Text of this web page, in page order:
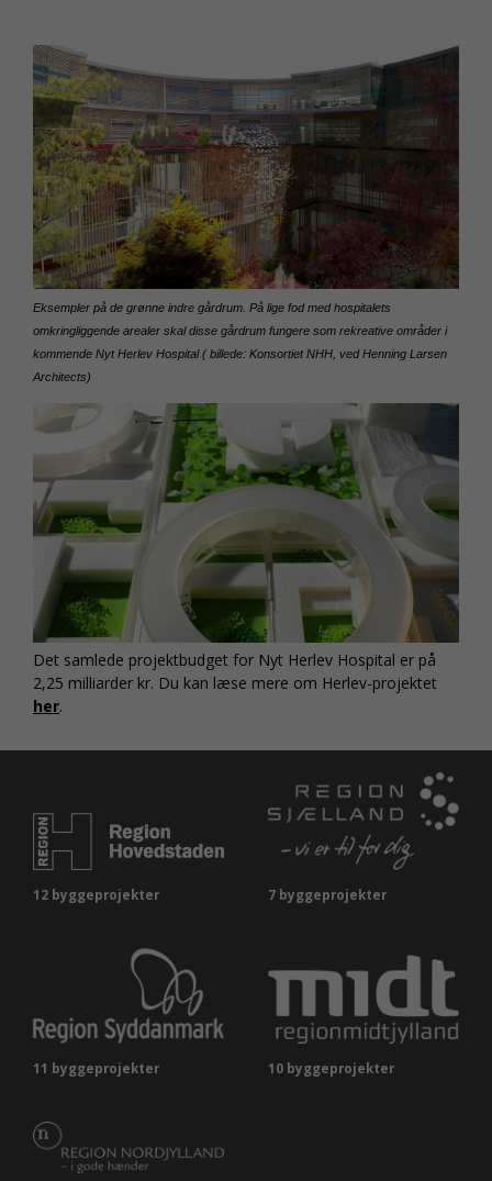
Eksempler på de grønne indre gårdrum. På lige fod med hospitalets
omkringliggende arealer skal disse gårdrum fungere som rekreative områder i
kommende Nyt Herlev Hospital ( billede: Konsortiet NHH, ved Henning Larsen
Architects)
Det samlede projektbudget for Nyt Herlev Hospital er på
2,25 milliarder kr. Du kan læse mere om Herlev-projektet
her.
12 byggeprojekter 7 byggeprojekter
11 byggeprojekter 10 byggeprojekter